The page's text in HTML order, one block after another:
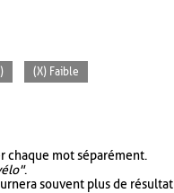
(X) Faible
chaque mot séparément.
.
souvent plus de résultat